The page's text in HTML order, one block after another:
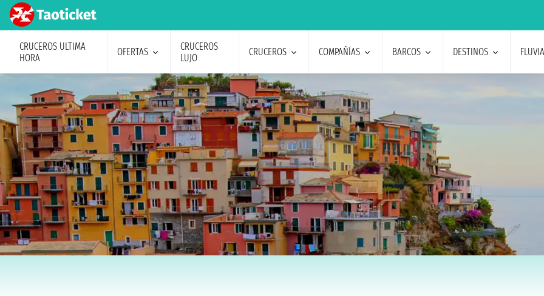
CRUCEROS ULTIMA
HORA
OFERTAS
CRUCEROS
LUJO
CRUCEROS COMPAÑÍAS BARCOS DESTINOS